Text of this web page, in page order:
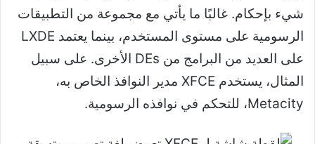
شيء بإحكام. غالبًا ما يأتي مع مجموعة من التطبيقات
الرسومية على مستوى المستخدم، بينما يعتمد LXDE
على العديد من البرامج من DEs الأخرى. على سبيل
المثال، يستخدم XFCE مدير النوافذ الخاص به،
Metacity، للتحكم في نوافذه الرسومية.